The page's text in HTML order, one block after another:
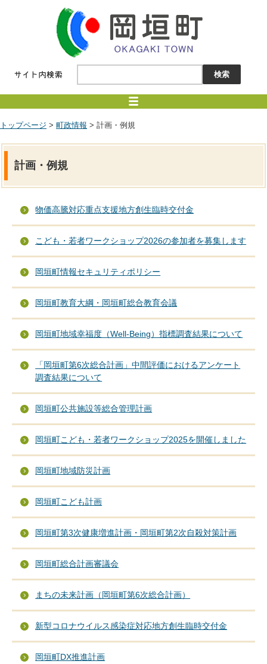
トップページ > 町政情報 > 計画・例規
計画・例規
物価高騰対応重点支援地方創生臨時交付金
こども・若者ワークショップ2026の参加者を募集します
岡垣町情報セキュリティポリシー
岡垣町教育大綱・岡垣町総合教育会議
岡垣町地域幸福度（Well-Being）指標調査結果について
「岡垣町第6次総合計画」中間評価におけるアンケート
調査結果について
岡垣町公共施設等総合管理計画
岡垣町こども・若者ワークショップ2025を開催しました
岡垣町地域防災計画
岡垣町こども計画
岡垣町第3次健康増進計画・岡垣町第2次自殺対策計画
岡垣町総合計画審議会
まちの未来計画（岡垣町第6次総合計画）
新型コロナウイルス感染症対応地方創生臨時交付金
岡垣町DX推進計画